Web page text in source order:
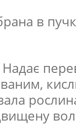
в